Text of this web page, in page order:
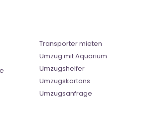
Transporter mieten
Umzug mit Aquarium
Umzugshelfer
Umzugskartons
Umzugsanfrage